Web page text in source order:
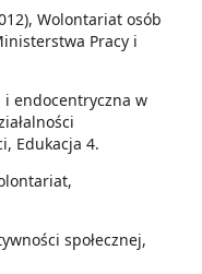
Wolontariat osób
Pracy i
i endocentryczna w
Edukacja 4.
społecznej,